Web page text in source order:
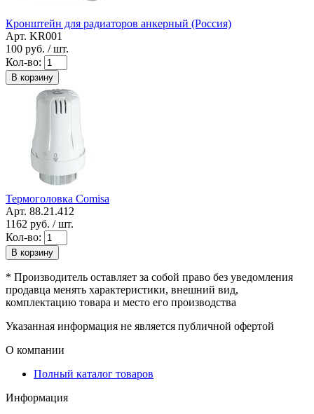
Кронштейн для радиаторов анкерный (Россия)
Арт. KR001
100 руб. / шт.
Кол-во:
В корзину
Термоголовка Comisa
Арт. 88.21.412
1162 руб. / шт.
Кол-во:
В корзину
* Производитель оставляет за собой право без уведомления
продавца менять характеристики, внешний вид,
комплектацию товара и место его производства
Указанная информация не является публичной офертой
О компании
Полный каталог товаров
Информация